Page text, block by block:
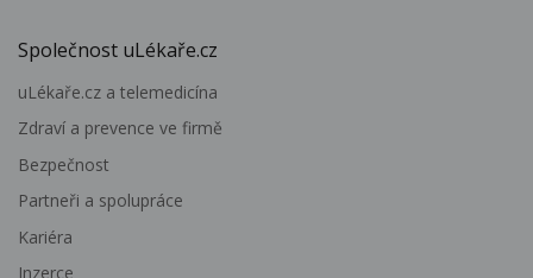
Společnost uLékaře.cz
uLékaře.cz a telemedicína
Zdraví a prevence ve firmě
Bezpečnost
Partneři a spolupráce
Kariéra
Inzerce